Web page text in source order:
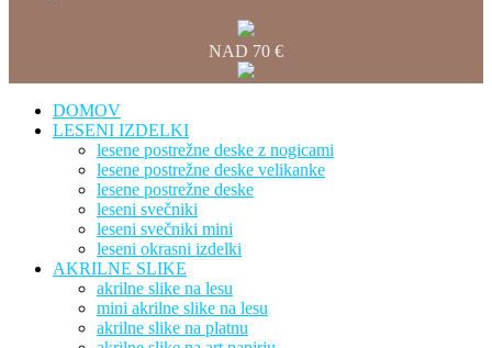
NAD 70 €
DOMOV
LESENI IZDELKI
lesene postrežne deske z nogicami
lesene postrežne deske velikanke
lesene postrežne deske
leseni svečniki
leseni svečniki mini
leseni okrasni izdelki
AKRILNE SLIKE
akrilne slike na lesu
mini akrilne slike na lesu
akrilne slike na platnu